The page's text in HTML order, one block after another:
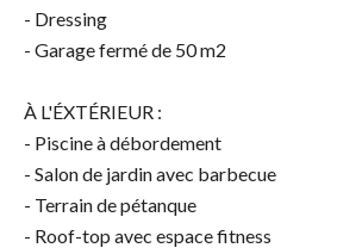
- Dressing
- Garage fermé de 50 m2
À L'ÉXTÉRIEUR :
- Piscine à débordement
- Salon de jardin avec barbecue
- Terrain de pétanque
- Roof-top avec espace fitness